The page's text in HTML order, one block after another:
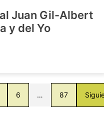
Juan Gil-Albert
y del Yo
6 … 87